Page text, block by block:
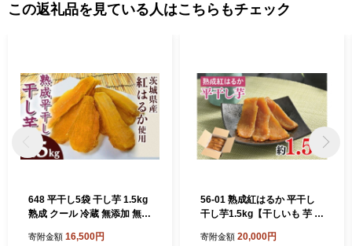
この返礼品を見ている人はこちらもチェック
648 平干し5袋 干し芋 1.5kg
熟成 クール 冷蔵 無添加 無着
はるか
寄附金額 16,500円
56-01 熟成紅はるか 平干し
干し芋1.5kg【干しいも 芋 ほ
モ 熟成 阿見町 茨城県】
寄附金額 20,000円